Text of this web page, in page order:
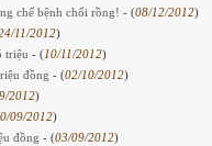
chế bệnh chổi rồng! - (08/12/2012)
11/2012)
triệu - (10/11/2012)
đồng - (02/10/2012)
2012)
09/2012)
đồng - (03/09/2012)